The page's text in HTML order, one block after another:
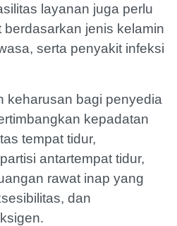
layanan juga perlu
jenis kelamin
serta penyakit infeksi
keharusan bagi penyedia
kepadatan
tempat tidur,
antartempat tidur,
rawat inap yang
dan